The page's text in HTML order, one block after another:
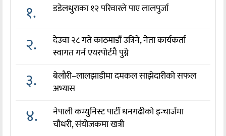
१. डडेलधुराका १२ परिवारले पाए लालपुर्जा
२.
देउवा २८ गते काठमाडौं उत्रिने, नेता कार्यकर्ता
स्वागत गर्न एयरपोर्टमै पुग्ने
३.
बेलौरी–लालझाडीमा दमकल साझेदारीको सफल
अभ्यास
४.
नेपाली कम्युनिस्ट पार्टी धनगढीको इन्चार्जमा
चौधरी, संयोजकमा खत्री